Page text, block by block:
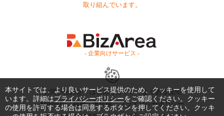
取り組んでいます。
- 企業向けサービス -
お問い合わせ はじめてガイド
よくある質問
利用規約
商標・著作権 プライバシーポリシー
本サイトでは、より良いサービス提供のため、クッキーを使用して
います。詳細はプライバシーポリシーをご確認ください。クッキー
の使用を許可する場合は同意するボタンを押してください。クッキ